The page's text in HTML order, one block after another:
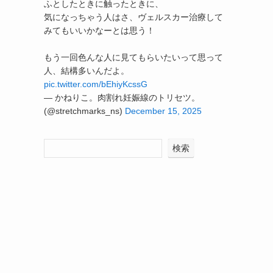
ふとしたときに触ったときに、
気になっちゃう人はさ、ヴェルスカー治療して
みてもいいかなーとは思う！
もう一回色んな人に見てもらいたいって思って
人、結構多いんだよ。
pic.twitter.com/bEhiyKcssG
— かねりこ。肉割れ妊娠線のトリセツ。
(@stretchmarks_ns) December 15, 2025
検索